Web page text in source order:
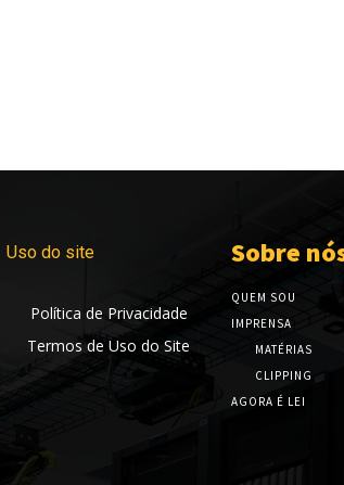
Uso do site
Política de Privacidade
Termos de Uso do Site
Sobre
QUEM SOU
IMPRENSA
MATÉRIAS
CLIPPING
AGORA É LEI